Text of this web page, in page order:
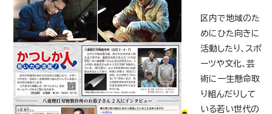
区内で地域のた
めにひた向きに
活動したり、スポ
ーツや文化、芸
術に一生懸命取
り組んだりして
いる若い世代の